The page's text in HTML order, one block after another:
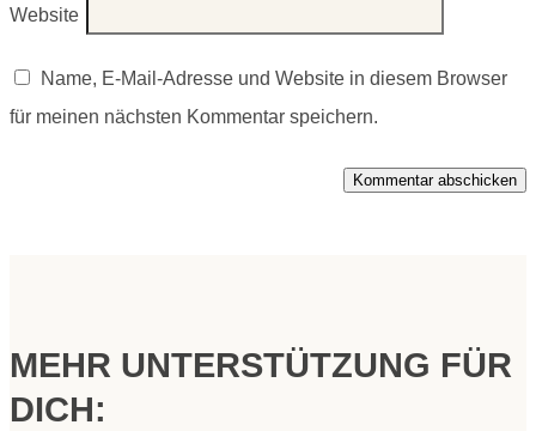
Website
Name, E-Mail-Adresse und Website in diesem Browser
für meinen nächsten Kommentar speichern.
Kommentar abschicken
MEHR UNTERSTÜTZUNG FÜR
DICH: